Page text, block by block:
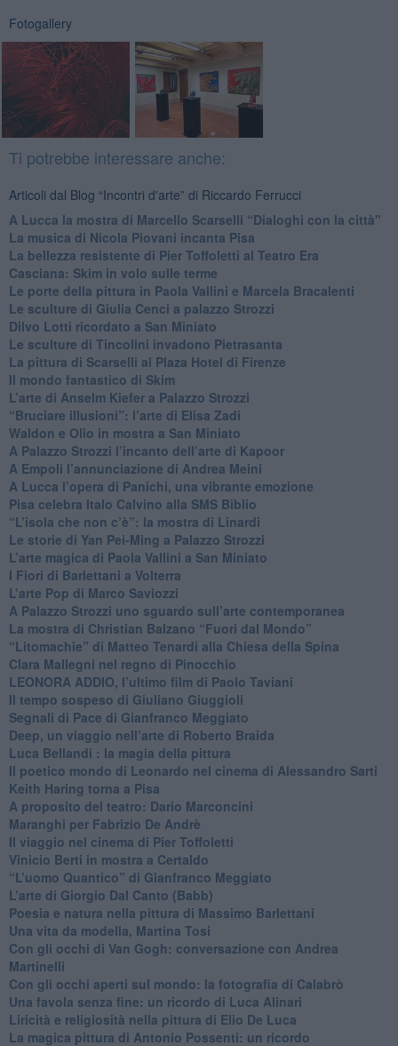
Fotogallery
Ti potrebbe interessare anche:
Articoli dal Blog “Incontri d'arte” di Riccardo Ferrucci
A Lucca la mostra di Marcello Scarselli “Dialoghi con la città"
​La musica di Nicola Piovani incanta Pisa
​La bellezza resistente di Pier Toffoletti al Teatro Era
​Casciana: Skim in volo sulle terme
​Le porte della pittura in Paola Vallini e Marcela Bracalenti
​Le sculture di Giulia Cenci a palazzo Strozzi
​Dilvo Lotti ricordato a San Miniato
​Le sculture di Tincolini invadono Pietrasanta
La pittura di Scarselli al Plaza Hotel di Firenze
​Il mondo fantastico di Skim
​L’arte di Anselm Kiefer a Palazzo Strozzi
​“Bruciare illusioni”: l’arte di Elisa Zadi
​Waldon e Olio in mostra a San Miniato
​A Palazzo Strozzi l’incanto dell’arte di Kapoor
​A Empoli l’annunciazione di Andrea Meini
A Lucca l’opera di Panichi, una vibrante emozione
Pisa celebra Italo Calvino alla SMS Biblio
“L’isola che non c’è”: la mostra di Linardi
​Le storie di Yan Pei-Ming a Palazzo Strozzi
​L’arte magica di Paola Vallini a San Miniato
​I Fiori di Barlettani a Volterra
​L’arte Pop di Marco Saviozzi
​A Palazzo Strozzi uno sguardo sull’arte contemporanea
La mostra di Christian Balzano “Fuori dal Mondo”
​“Litomachie” di Matteo Tenardi alla Chiesa della Spina
​Clara Mallegni nel regno di Pinocchio
​LEONORA ADDIO, l’ultimo film di Paolo Taviani
Il tempo sospeso di Giuliano Giuggioli
Segnali di Pace di Gianfranco Meggiato
​Deep, un viaggio nell’arte di Roberto Braida
​Luca Bellandi : la magia della pittura
​Il poetico mondo di Leonardo nel cinema di Alessandro Sarti
​Keith Haring torna a Pisa
​A proposito del teatro: Dario Marconcini
Maranghi per Fabrizio De Andrè
​Il viaggio nel cinema di Pier Toffoletti
Vinicio Berti in mostra a Certaldo
“L’uomo Quantico” di Gianfranco Meggiato
​L’arte di Giorgio Dal Canto (Babb)
Poesia e natura nella pittura di Massimo Barlettani
Una vita da modella, Martina Tosi
​Con gli occhi di Van Gogh: conversazione con Andrea
Martinelli
​Con gli occhi aperti sul mondo: la fotografia di Calabrò
Una favola senza fine: un ricordo di Luca Alinari
Liricità e religiosità nella pittura di Elio De Luca
La magica pittura di Antonio Possenti: un ricordo